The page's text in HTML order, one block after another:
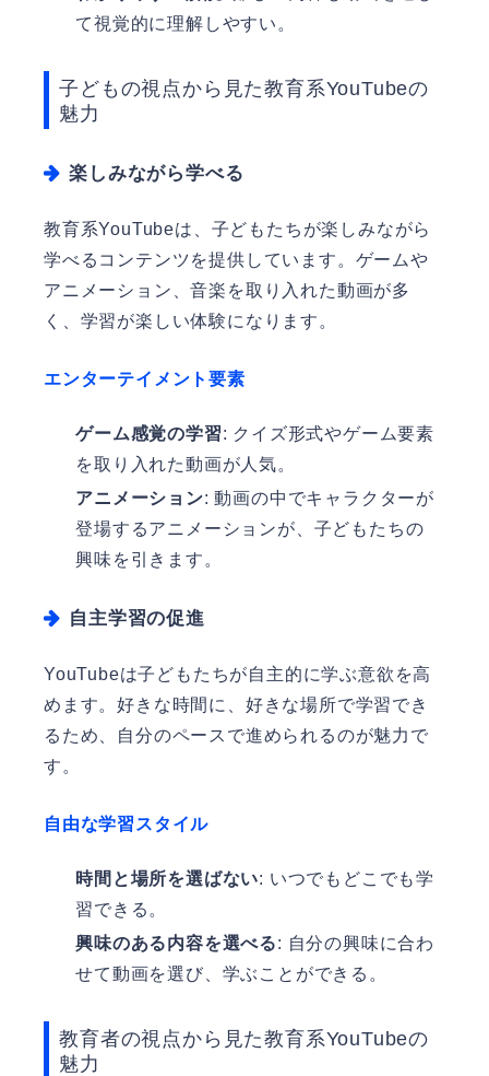
て視覚的に理解しやすい。
子どもの視点から見た教育系YouTubeの
魅力
楽しみながら学べる
教育系YouTubeは、子どもたちが楽しみながら
学べるコンテンツを提供しています。ゲームや
アニメーション、音楽を取り入れた動画が多
く、学習が楽しい体験になります。
エンターテイメント要素
ゲーム感覚の学習: クイズ形式やゲーム要素
を取り入れた動画が人気。
アニメーション: 動画の中でキャラクターが
登場するアニメーションが、子どもたちの
興味を引きます。
自主学習の促進
YouTubeは子どもたちが自主的に学ぶ意欲を高
めます。好きな時間に、好きな場所で学習でき
るため、自分のペースで進められるのが魅力で
す。
自由な学習スタイル
時間と場所を選ばない: いつでもどこでも学
習できる。
興味のある内容を選べる: 自分の興味に合わ
せて動画を選び、学ぶことができる。
教育者の視点から見た教育系YouTubeの
魅力